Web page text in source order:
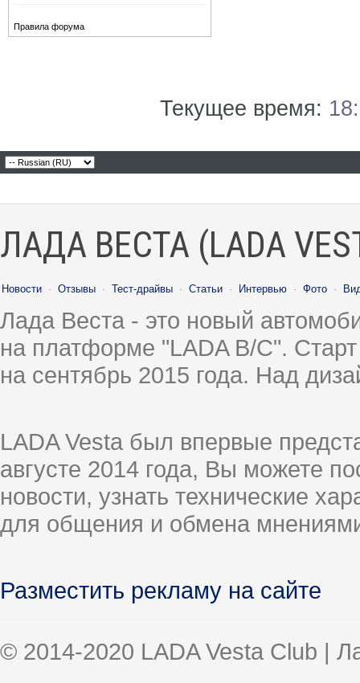
Правила форума
Текущее время:
ЛАДА ВЕСТА (LADA
Новости · Отзывы · Тест-драйвы · Статьи · Интервью · Фото ·
Лада Веста - это новый
на платформе "LADA B/C".
на сентябрь 2015 года. Над
LADA Vesta был впервые
августе 2014 года, Вы можете
новости, узнать технические
для общения и обмена
Разместить рекламу на сайте
© 2014-2020 LADA Vesta Club |